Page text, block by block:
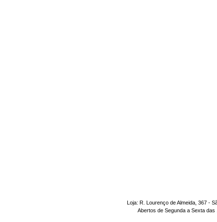
Loja: R. Lourenço de Almeida, 367 -
Abertos de Segunda a Sexta